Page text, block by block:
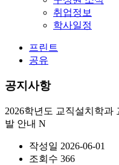
취업정보
학사일정
프린트
공유
공지사항
2026학년도 교직설치학과
발 안내 N
작성일 2026-06-01
조회수 366